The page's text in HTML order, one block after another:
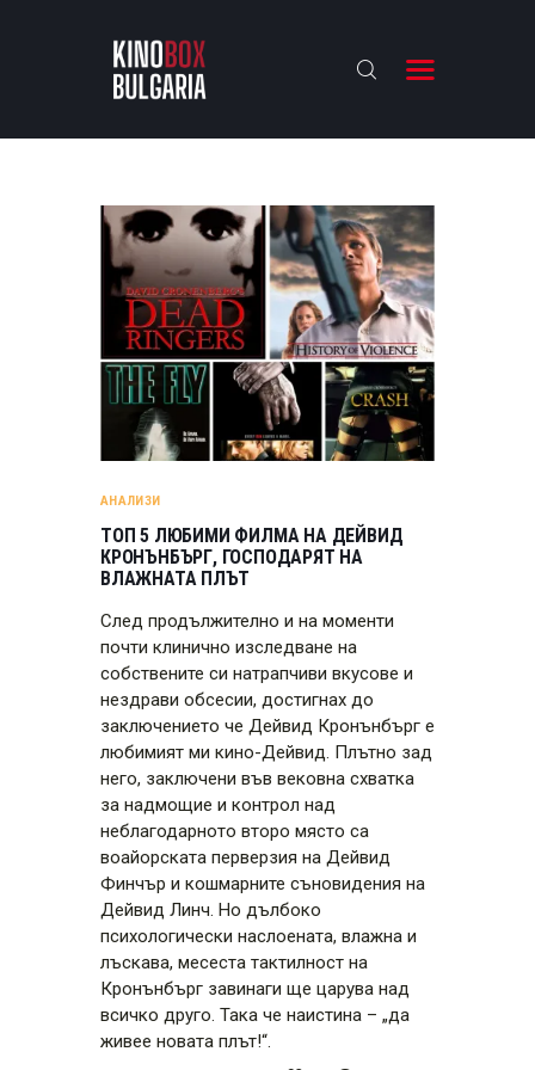
KINOBOX BULGARIA
АНАЛИЗИ
БАХТИ НАГРАДИТЕ
ИНТЕРВЮТА
ЗА НАС
АНАЛИЗИ
ТОП 5 ЛЮБИМИ ФИЛМА НА ДЕЙВИД
КРОНЪНБЪРГ, ГОСПОДАРЯТ НА
ВЛАЖНАТА ПЛЪТ
След продължително и на моменти
почти клинично изследване на
собствените си натрапчиви вкусове и
нездрави обсесии, достигнах до
заключението че Дейвид Кронънбърг е
любимият ми кино-Дейвид. Плътно зад
него, заключени във вековна схватка
за надмощие и контрол над
неблагодарното второ място са
воайорската перверзия на Дейвид
Финчър и кошмарните съновидения на
Дейвид Линч. Но дълбоко
психологически наслоената, влажна и
лъскава, месеста тактилност на
Кронънбърг завинаги ще царува над
всичко друго. Така че наистина – „да
живее новата плът!“.